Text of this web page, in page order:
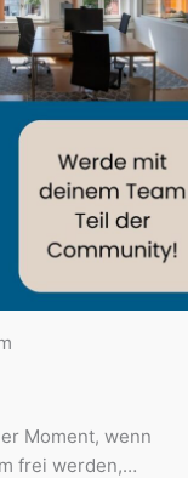
Moment, wenn
frei werden,…